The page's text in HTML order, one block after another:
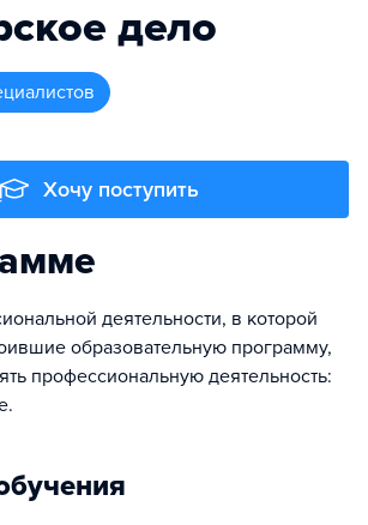
дело
Хочу поступить
деятельности, в которой
образовательную программу,
профессиональную деятельность: